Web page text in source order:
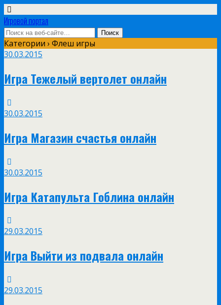
Игровой портал
Категории › Флеш игры
30.03.2015
Игра Тежелый вертолет онлайн
30.03.2015
Игра Магазин счастья онлайн
30.03.2015
Игра Катапульта Гоблина онлайн
29.03.2015
Игра Выйти из подвала онлайн
29.03.2015